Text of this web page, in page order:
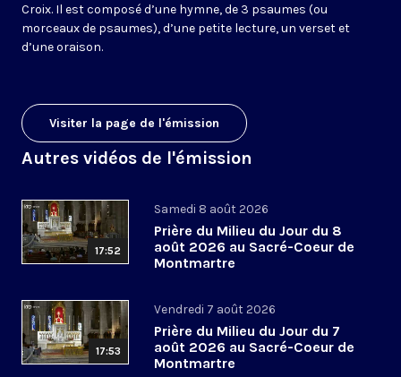
Croix. Il est composé d’une hymne, de 3 psaumes (ou
morceaux de psaumes), d’une petite lecture, un verset et
d’une oraison.
Visiter la page de l'émission
Autres vidéos de l'émission
17:52
Samedi 8 août 2026
Prière du Milieu du Jour du 8
août 2026 au Sacré-Coeur de
Montmartre
17:53
Vendredi 7 août 2026
Prière du Milieu du Jour du 7
août 2026 au Sacré-Coeur de
Montmartre